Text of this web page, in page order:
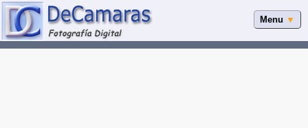
Menu ▼